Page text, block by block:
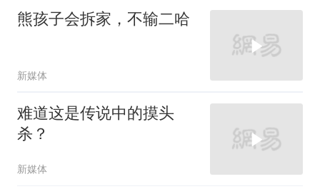
熊孩子会拆家，不输二哈
新媒体
难道这是传说中的摸头
杀？
新媒体